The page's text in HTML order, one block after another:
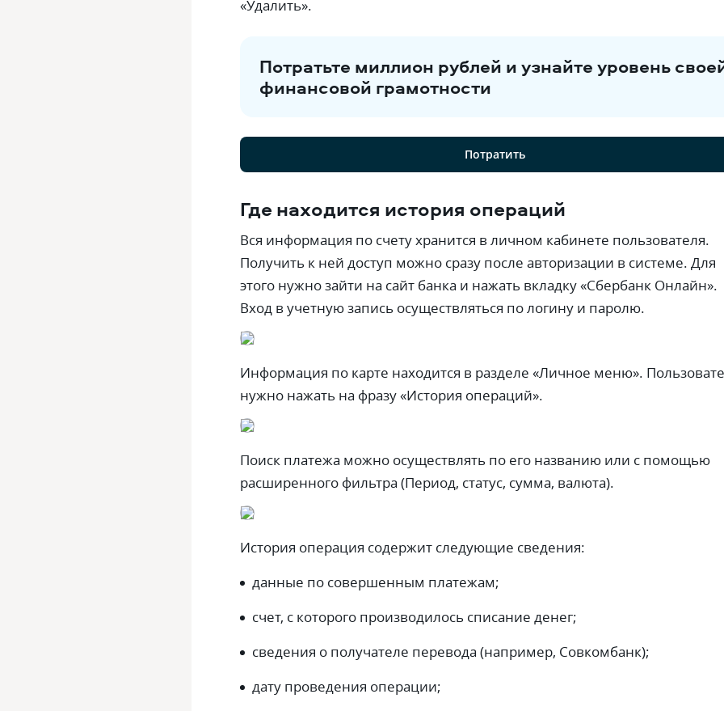
«Удалить».
Потратьте миллион рублей и узнайте уровень
финансовой грамотности
Потратить
Где находится история операций
Вся информация по счету хранится в личном кабинете пользователя.
Получить к ней доступ можно сразу после авторизации в системе. Для
этого нужно зайти на сайт банка и нажать вкладку «Сбербанк Онлайн».
Вход в учетную запись осуществляться по логину и паролю.
Информация по карте находится в разделе «Личное меню».
нужно нажать на фразу «История операций».
Поиск платежа можно осуществлять по его названию или с помощью
расширенного фильтра (Период, статус, сумма, валюта).
История операция содержит следующие сведения:
данные по совершенным платежам;
счет, с которого производилось списание денег;
сведения о получателе перевода (например, Совкомбанк);
дату проведения операции;